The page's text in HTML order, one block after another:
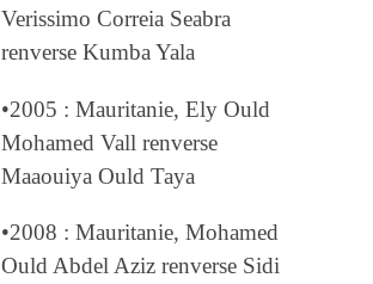
Verissimo Correia Seabra
renverse Kumba Yala
•2005 : Mauritanie, Ely Ould
Mohamed Vall renverse
Maaouiya Ould Taya
•2008 : Mauritanie, Mohamed
Ould Abdel Aziz renverse Sidi